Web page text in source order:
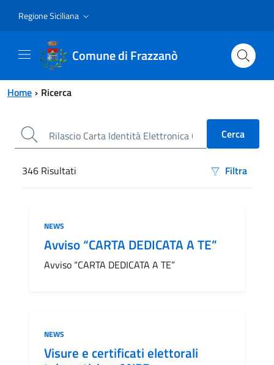
Regione Siciliana
Comune di Frazzanò
Home Ricerca
Risultati di ricerca
346 Risultati Filtra
Categoria:
NEWS
Avviso “CARTA DEDICATA A TE”
Avviso “CARTA DEDICATA A TE”
Categoria:
NEWS
Visure e certificati elettorali